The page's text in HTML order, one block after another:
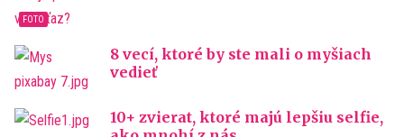
8 vecí, ktoré by ste mali o myšiach
vedieť
10+ zvierat, ktoré majú lepšiu selfie,